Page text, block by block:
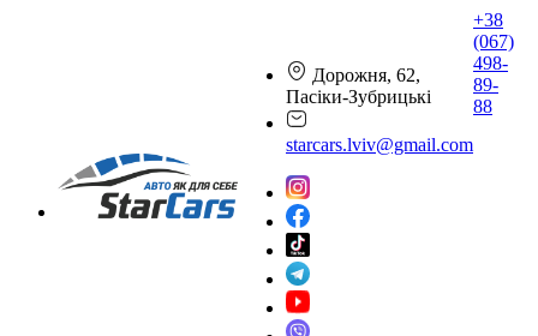
Дорожня, 62,
Пасіки-Зубрицькі
starcars.lviv@gmail.com
+38
(067)
498-
89-
88